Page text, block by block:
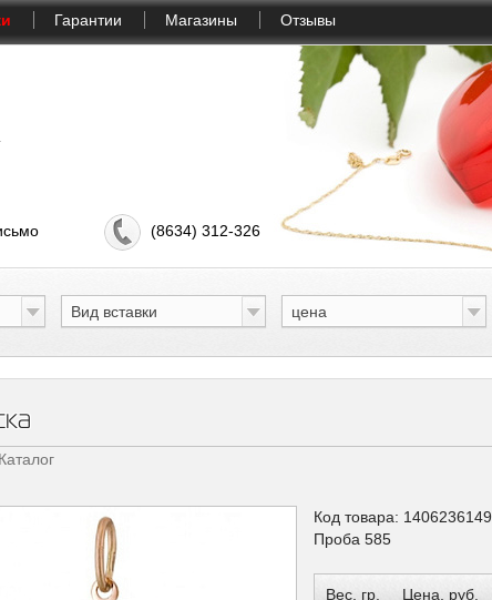
Гарантии Магазины Отзывы
(8634) 312-326
Вид вставки цена
Каталог
Код товара: 1406236149
Проба 585
Вес, гр. Цена, руб.